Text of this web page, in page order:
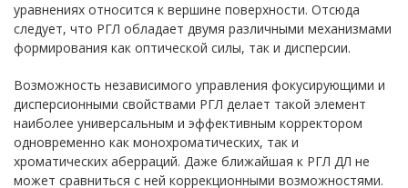
уравнениях относится к вершине поверхности. Отсюда
следует, что РГЛ обладает двумя различными механизмами
формирования как оптической силы, так и дисперсии.
Возможность независимого управления фокусирующими и
дисперсионными свойствами РГЛ делает такой элемент
наиболее универсальным и эффективным корректором
одновременно как монохроматических, так и
хроматических аберраций. Даже ближайшая к РГЛ ДЛ не
может сравниться с ней коррекционными возможностями.